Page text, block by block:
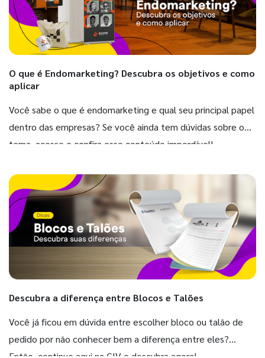
O que é Endomarketing? Descubra os objetivos e como
aplicar
Você sabe o que é endomarketing e qual seu principal papel
dentro das empresas? Se você ainda tem dúvidas sobre o
tema, acesse e confira esse conteúdo imperdível!
Descubra a diferença entre Blocos e Talões
Você já ficou em dúvida entre escolher bloco ou talão de
pedido por não conhecer bem a diferença entre eles?